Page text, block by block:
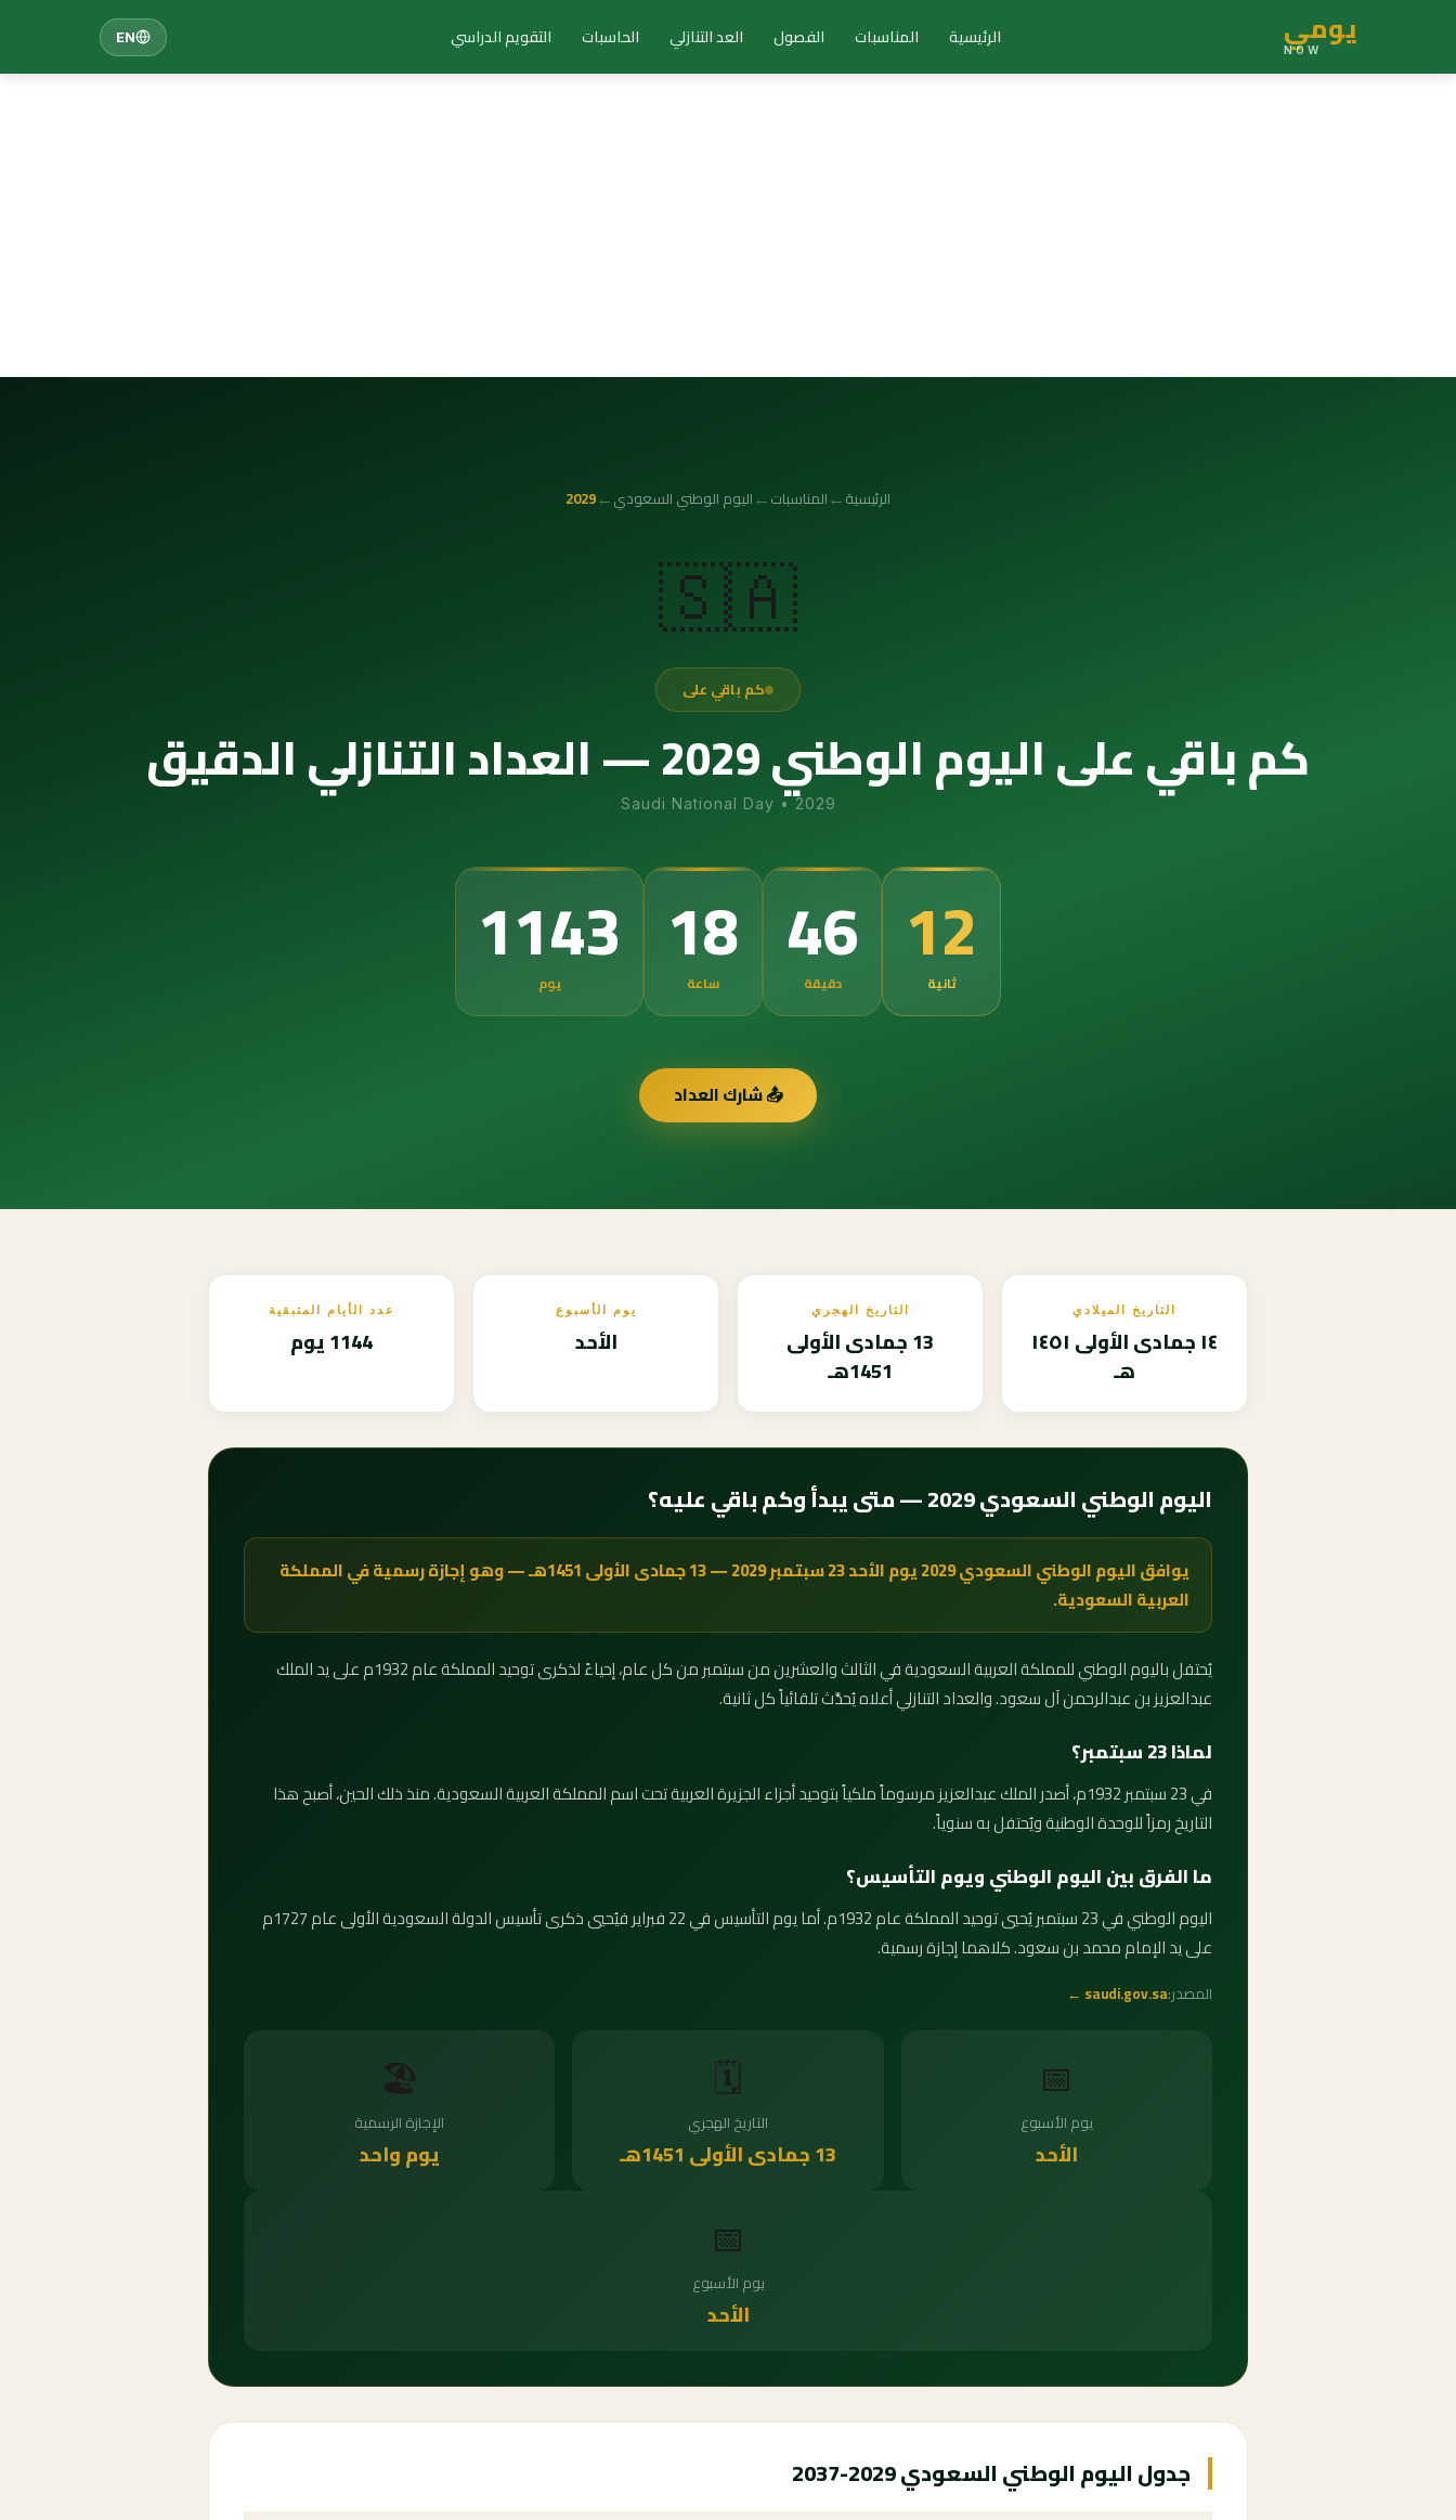
يومي
NOW الرئيسية المناسبات الفصول العد التنازلي الحاسبات التقويم الدراسي EN
الرئيسية←المناسبات←اليوم الوطني السعودي←
2029
🇸🇦
كم باقي على
كم باقي على اليوم الوطني 2029 — العداد التنازلي الدقيق
Saudi National Day • 2029
1143
يوم 18
ساعة 46
دقيقة 10
ثانية
📤 شارك العداد
التاريخ الميلادي
١٤ جمادى الأولى ١٤٥١
هـ
التاريخ الهجري
13 جمادى الأولى
1451هـ
يوم الأسبوع
الأحد
عدد الأيام المتبقية
1144 يوم
اليوم الوطني السعودي 2029 — متى يبدأ وكم باقي عليه؟
يوافق اليوم الوطني السعودي 2029 يوم الأحد 23 سبتمبر 2029 — 13 جمادى الأولى 1451هـ — وهو إجازة رسمية في المملكة
العربية السعودية.
يُحتفل باليوم الوطني للمملكة العربية السعودية في الثالث والعشرين من سبتمبر من كل عام، إحياءً لذكرى توحيد المملكة عام 1932م على يد الملك
عبدالعزيز بن عبدالرحمن آل سعود. والعداد التنازلي أعلاه يُحدَّث تلقائياً كل ثانية.
لماذا 23 سبتمبر؟
في 23 سبتمبر 1932م، أصدر الملك عبدالعزيز مرسوماً ملكياً بتوحيد أجزاء الجزيرة العربية تحت اسم المملكة العربية السعودية. منذ ذلك الحين، أصبح هذا
التاريخ رمزاً للوحدة الوطنية ويُحتفل به سنوياً.
ما الفرق بين اليوم الوطني ويوم التأسيس؟
اليوم الوطني في 23 سبتمبر يُحيي توحيد المملكة عام 1932م. أما يوم التأسيس في 22 فبراير فيُحيي ذكرى تأسيس الدولة السعودية الأولى عام 1727م
على يد الإمام محمد بن سعود. كلاهما إجازة رسمية.
المصدر:saudi.gov.sa ←
📅
يوم الأسبوع
الأحد
🗓️
التاريخ الهجري
13 جمادى الأولى 1451هـ
🏖️
الإجازة الرسمية
يوم واحد
📅
يوم الأسبوع
الأحد
جدول اليوم الوطني السعودي 2029-2037